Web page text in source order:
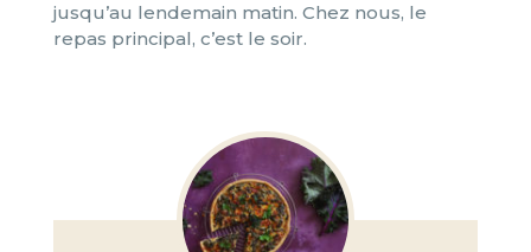
jusqu’au lendemain matin. Chez nous, le
repas principal, c’est le soir.